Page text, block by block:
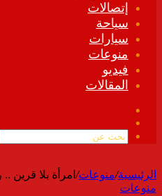
إتصالات
سياحة
سيارات
منوعات
فيديو
المقالات
الموقع
الرئيسية/منوعات/ امرأة بلا
منوعات